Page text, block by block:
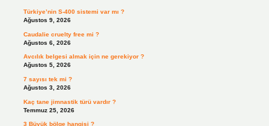
Türkiye’nin S-400 sistemi var mı ?
Ağustos 9, 2026
Caudalie cruelty free mi ?
Ağustos 6, 2026
Avcılık belgesi almak için ne gerekiyor ?
Ağustos 5, 2026
7 sayısı tek mi ?
Ağustos 3, 2026
Kaç tane jimnastik türü vardır ?
Temmuz 25, 2026
3 Büyük bölge hangisi ?